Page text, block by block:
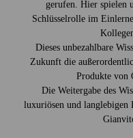
gerufen. Hier spielen
Schlüsselrolle im
Dieses unbezahlbare
Zukunft die
Produkte von
Die Weitergabe des
luxuriösen und langlebigen